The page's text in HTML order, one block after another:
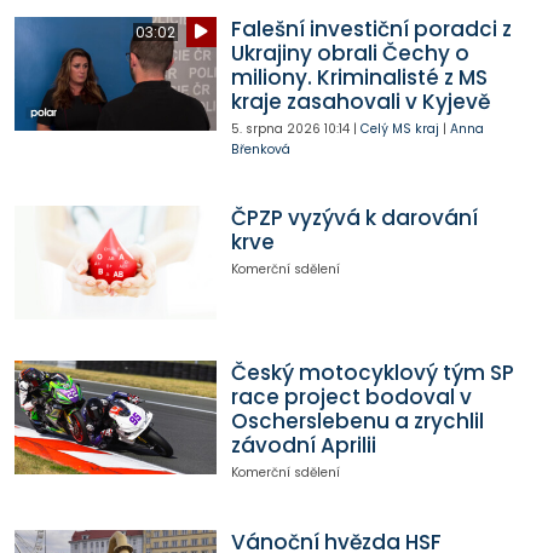
03:02
Falešní investiční poradci z
Ukrajiny obrali Čechy o
miliony. Kriminalisté z MS
kraje zasahovali v Kyjevě
5. srpna 2026 10:14| Celý MS kraj | Anna
Břenková
ČPZP vyzývá k darování
krve
Komerční sdělení
Český motocyklový tým SP
race project bodoval v
Oscherslebenu a zrychlil
závodní Aprilii
Komerční sdělení
Vánoční hvězda HSF